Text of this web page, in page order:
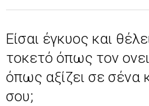
1
1
/
Είσαι έγκυος και
τοκετό όπως τον
όπως αξίζει σε σένα
σου;